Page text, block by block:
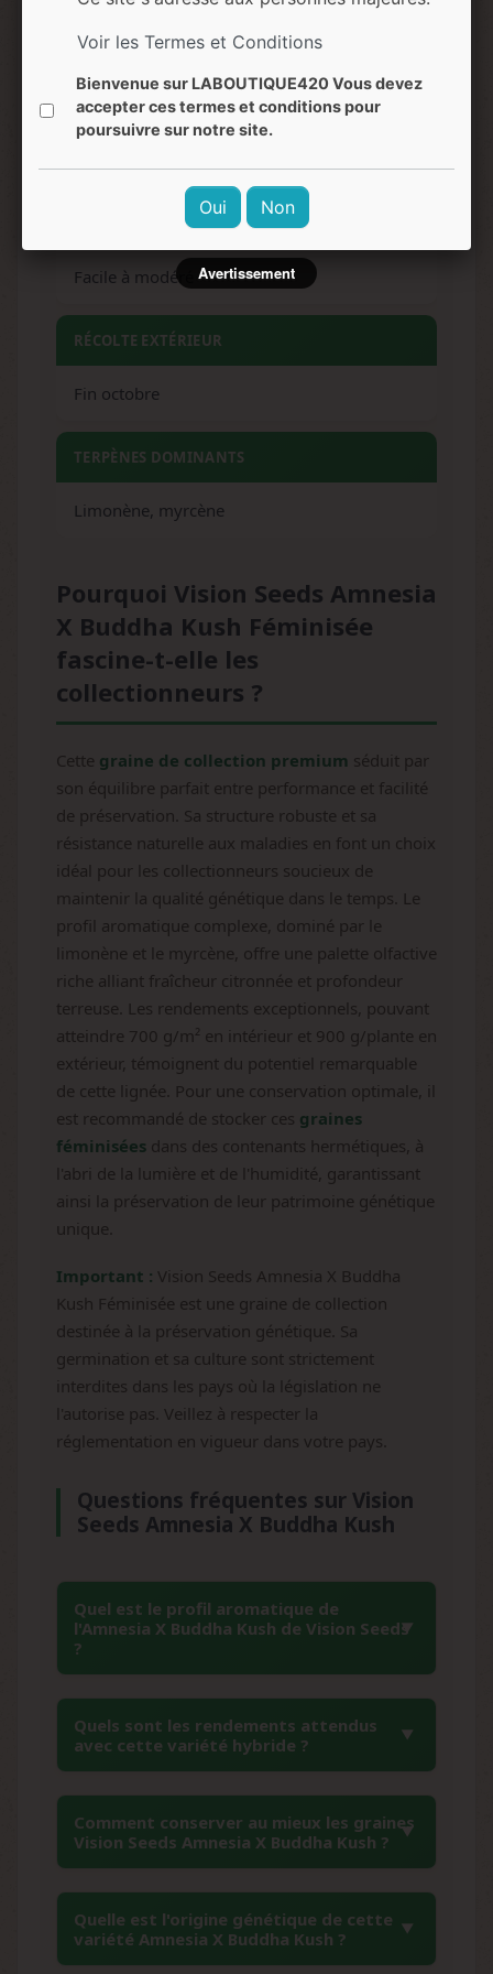
EFFETS
Relaxation profonde, euphorie cérébrale,
NIVEAU DE DIFFICULTÉ
Facile à modéré
RÉCOLTE EXTÉRIEUR
Fin octobre
TERPÈNES DOMINANTS
Limonène, myrcène
Pourquoi Vision Seeds Amnesia
X Buddha Kush Féminisée
fascine-t-elle les
collectionneurs ?
Cette graine de collection premium séduit par
son équilibre parfait entre performance et facilité
de préservation. Sa structure robuste et sa
résistance naturelle aux maladies en font un choix
idéal pour les collectionneurs soucieux de
maintenir la qualité génétique dans le temps. Le
profil aromatique complexe, dominé par le
limonène et le myrcène, offre une palette olfactive
riche alliant fraîcheur citronnée et profondeur
terreuse. Les rendements exceptionnels, pouvant
atteindre 700 g/m² en intérieur et 900 g/plante en
extérieur, témoignent du potentiel remarquable
de cette lignée. Pour une conservation optimale, il
est recommandé de stocker ces graines
féminisées dans des contenants hermétiques, à
l'abri de la lumière et de l'humidité, garantissant
ainsi la préservation de leur patrimoine génétique
unique.
Important : Vision Seeds Amnesia X Buddha
Kush Féminisée est une graine de collection
destinée à la préservation génétique. Sa
germination et sa culture sont strictement
interdites dans les pays où la législation ne
l'autorise pas. Veillez à respecter la
réglementation en vigueur dans votre pays.
Questions fréquentes sur Vision
Seeds Amnesia X Buddha Kush
Quel est le profil aromatique de
l'Amnesia X Buddha Kush de Vision Seeds
?
Cette variété développe un bouquet
aromatique complexe mêlant des notes
terreuses profondes, des accents d'agrumes
boisées. En bouche, elle révèle des saveurs
sucrées équilibrées par des notes terreuses,
rehaussées de subtiles notes citronnées et de
bois de santal. Les terpènes dominants,
limonène et myrcène, contribuent à cette
richesse olfactive distinctive.
Quels sont les rendements attendus
avec cette variété hybride ?
L'Amnesia X Buddha Kush de Vision Seeds
offre des rendements généreux : 450 à 700
exceptionnelles s'expliquent par la vigueur de
sa génétique hybride et sa capacité à
développer des têtes denses et résineuses. La
Comment conserver au mieux les graines
Vision Seeds Amnesia X Buddha Kush ?
Pour une conservation optimale, stockez ces
graines de collection dans des contenants
Quelle est l'origine génétique de cette
variété Amnesia X Buddha Kush ?
Voir les Termes et Conditions
Bienvenue sur LABOUTIQUE420 Vous devez
accepter ces termes et conditions pour
poursuivre sur notre site.
Oui Non
Avertissement